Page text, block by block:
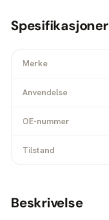
Spesifikasjoner
Merke
Anvendelse
OE-nummer
Tilstand
Beskrivelse